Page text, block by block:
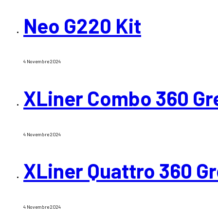
Neo G220 Kit
4 Novembre 2024
XLiner Combo 360
4 Novembre 2024
XLiner Quattro 360
4 Novembre 2024